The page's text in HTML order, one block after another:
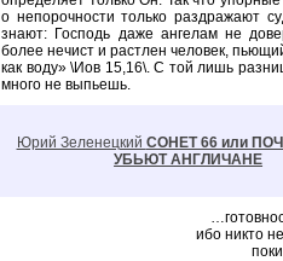
о непорочности только раздражают
знают: Господь даже ангелам не
более нечист и растлен человек,
как воду» \Иов 15,16\. С той лишь
много не выпьешь.
Юрий Зеленецкий СОНЕТ 66 или
УБЬЮТ АНГЛИЧАНЕ
ибо никто